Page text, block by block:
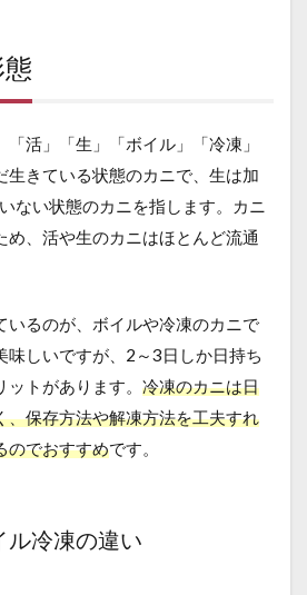
活」「生」「ボイル」「冷凍」
生きている状態のカニで、生は加
ない状態のカニを指します。カニ
め、活や生のカニはほとんど流通
いるのが、ボイルや冷凍のカニで
味しいですが、2～3日しか日持ち
トがあります。 冷凍のカニは日
、保存方法や解凍方法を工夫すれ
のでおすすめです。
ル冷凍の違い